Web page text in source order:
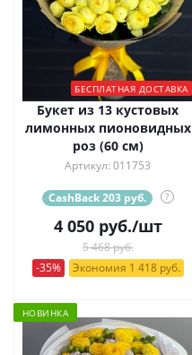
БЕСПЛАТНАЯ ДОСТАВКА
Букет из 13 кустовых
лимонных пионовидных
роз (60 см)
Артикул: 011753
CashBack 203 руб. ?
4 050руб./шт
5 468 руб.
-35%
Экономия 1 418 руб.
НОВИНКА